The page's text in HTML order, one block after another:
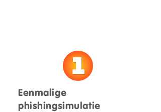
Eenmalige
phishingsimulatie